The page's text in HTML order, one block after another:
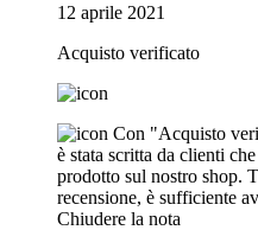
12 aprile 2021
Acquisto verificato
Con "Acquisto
è stata scritta da clienti
prodotto sul nostro shop.
recensione, è sufficiente
Chiudere la nota